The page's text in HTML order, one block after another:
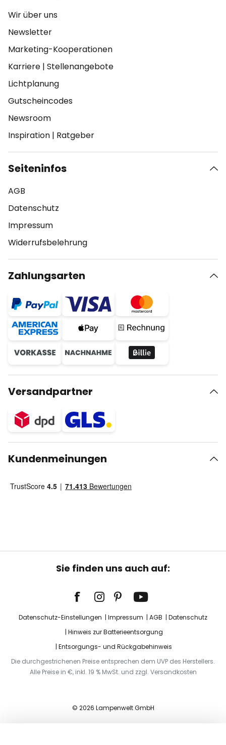
Wir über uns
Newsletter
Marketing-Kooperationen
Karriere | Stellenangebote
Lichtplanung
Gutscheincodes
Newsroom
Inspiration | Ratgeber
Seiteninfos
AGB
Datenschutz
Impressum
Widerrufsbelehrung
Zahlungsarten
Versandpartner
Kundenmeinungen
Sie finden uns auch auf:
Datenschutz-Einstellungen Impressum AGB
Datenschutz
Hinweis zur Batterieentsorgung
Entsorgungs- und Rückgabehinweis
Die durchgestrichenen Preise entsprechen dem UVP des Herstellers.
Alle Preise in €, inkl. 19 % MwSt. und zzgl. Versandkosten
© 2026 Lampenwelt GmbH